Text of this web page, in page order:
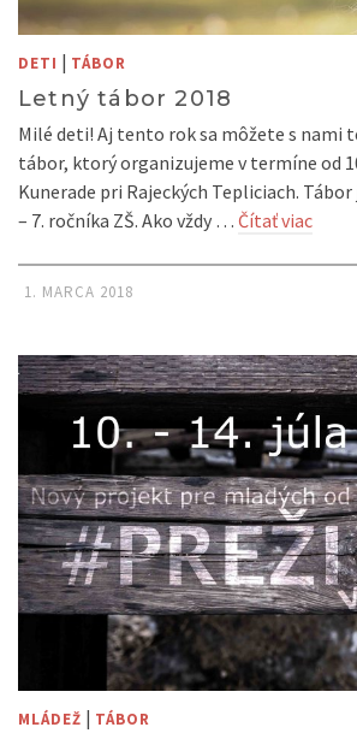
DETI | TÁBOR
Letný tábor 2018
Milé deti! Aj tento rok sa môžete s nami
tábor, ktorý organizujeme v termíne od
Kunerade pri Rajeckých Tepliciach.
– 7. ročníka ZŠ. Ako vždy … Čítať viac
1. MARCA 2018
MLÁDEŽ | TÁBOR